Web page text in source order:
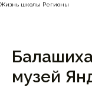
Жизнь школы Регионы
музей